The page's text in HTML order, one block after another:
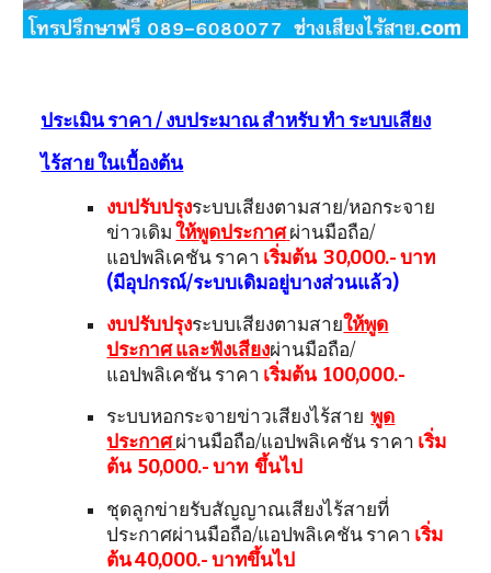
ประเมิน ราคา / งบประมาณ สำหรับ ทำ ระบบเสียง
ไร้สาย ในเบื้องต้น
งบปรับปรุงระบบเสียงตามสาย/หอกระจาย
ข่าวเดิมให้พูดประกาศผ่านมือถือ/
แอปพลิเคชัน ราคา เริ่มต้น 30,000.- บาท
(มีอุปกรณ์/ระบบเดิมอยู่บางส่วนแล้ว)
งบปรับปรุงระบบเสียงตามสายให้พูด
ประกาศ และฟังเสียงผ่านมือถือ/
แอปพลิเคชัน ราคา เริ่มต้น 100,000.-
ระบบหอกระจายข่าวเสียงไร้สายพูด
ประกาศผ่านมือถือ/แอปพลิเคชัน ราคา เริ่ม
ต้น 50,000.- บาท ขึ้นไป
ชุดลูกข่ายรับสัญญาณเสียงไร้สายที่
ประกาศผ่านมือถือ/แอปพลิเคชัน ราคา เริ่ม
ต้น 40,000.- บาทขึ้นไป